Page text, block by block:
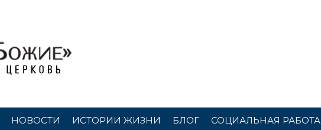
НОВОСТИ ИСТОРИИ ЖИЗНИ БЛОГ СОЦИАЛЬНАЯ РАБОТА